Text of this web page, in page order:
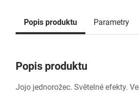
Popis produktu Parametry
Popis produktu
Jojo jednorožec. Světelné efekty.